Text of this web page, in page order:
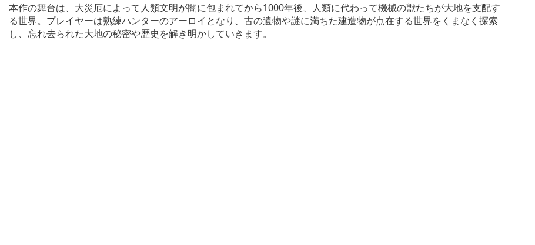
本作の舞台は、大災厄によって人類文明が闇に包まれてから1000年後、人類に代わって機械の獣たちが大地を支配す
る世界。プレイヤーは熟練ハンターのアーロイとなり、古の遺物や謎に満ちた建造物が点在する世界をくまなく探索
し、忘れ去られた大地の秘密や歴史を解き明かしていきます。